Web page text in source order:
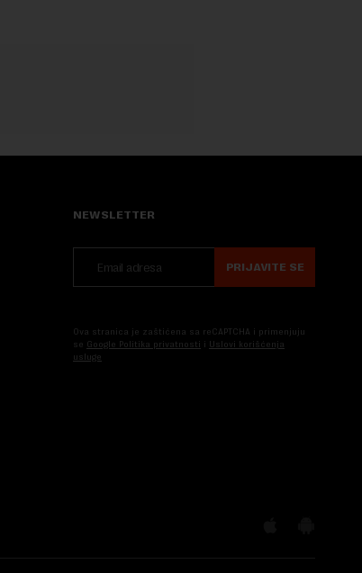
NEWSLETTER
PRIJAVITE SE
Ova stranica je zaštićena sa reCAPTCHA i primenjuju
se Google Politika privatnosti i Uslovi korišćenja
usluge